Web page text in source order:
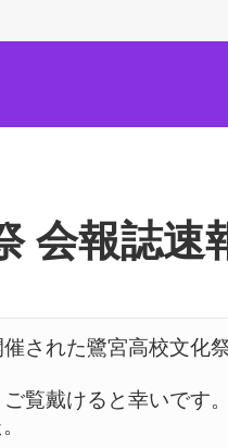
会報誌速